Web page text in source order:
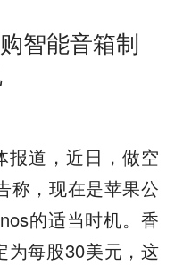
智能音箱制
报道，近日，做空
称，现在是苹果公
的适当时机。香
为每股30美元，这